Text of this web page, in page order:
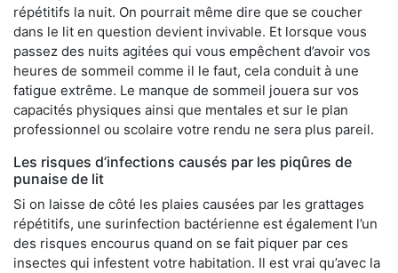
répétitifs la nuit. On pourrait même dire que se coucher
dans le lit en question devient invivable. Et lorsque vous
passez des nuits agitées qui vous empêchent d’avoir vos
heures de sommeil comme il le faut, cela conduit à une
fatigue extrême. Le manque de sommeil jouera sur vos
capacités physiques ainsi que mentales et sur le plan
professionnel ou scolaire votre rendu ne sera plus pareil.
Les risques d’infections causés par les piqûres de
punaise de lit
Si on laisse de côté les plaies causées par les grattages
répétitifs, une surinfection bactérienne est également l’un
des risques encourus quand on se fait piquer par ces
insectes qui infestent votre habitation. Il est vrai qu’avec la